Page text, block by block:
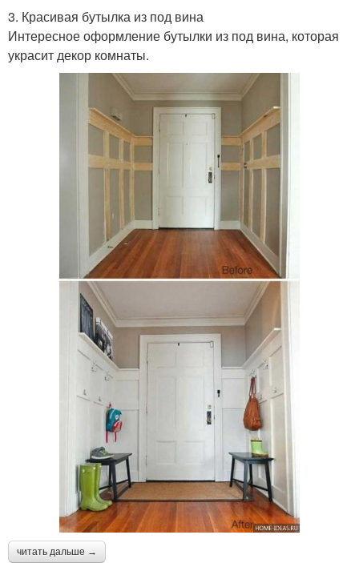
3. Красивая бутылка из под вина
Интересное оформление бутылки из под вина, которая
украсит декор комнаты.
читать дальше →